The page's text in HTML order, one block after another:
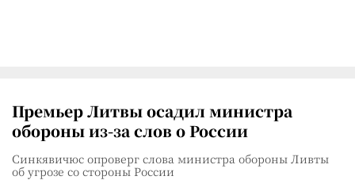
Премьер Литвы осадил министра
обороны из-за слов о России
Синкявичюс опроверг слова министра обороны Ливты
об угрозе со стороны России